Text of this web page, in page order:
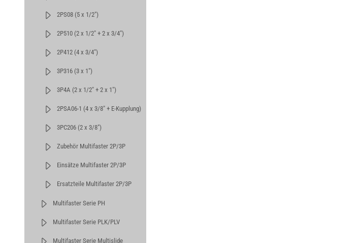
2PS08 (5 x 1/2")
2P510 (2 x 1/2" + 2 x 3/4")
2P412 (4 x 3/4")
3P316 (3 x 1")
3P4A (2 x 1/2" + 2 x 1")
2PSA06-1 (4 x 3/8" + E-Kupplung)
3PC206 (2 x 3/8")
Zubehör Multifaster 2P/3P
Einsätze Multifaster 2P/3P
Ersatzteile Multifaster 2P/3P
Multifaster Serie PH
Multifaster Serie PLK/PLV
Multifaster Serie Multislide